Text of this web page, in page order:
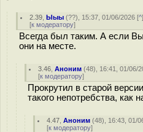
2.39 ,Ыыы (??), 15:37, 01/06/2026 [^
[к модератору]
Всегда был таким. А если
они на месте.
3.46 ,Аноним (48), 16:41, 01/06/
[к модератору]
Прокрутил в старой
такого непотребства, как
4.47 ,Аноним (48), 16:43, 01/
[к модератору]